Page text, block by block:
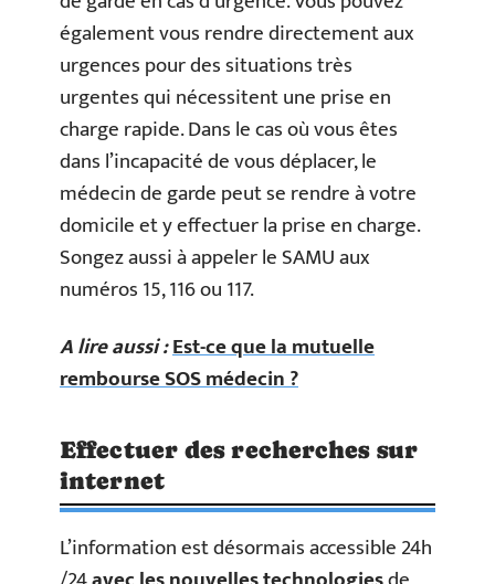
également vous rendre directement aux
urgences pour des situations très
urgentes qui nécessitent une prise en
charge rapide. Dans le cas où vous êtes
dans l’incapacité de vous déplacer, le
médecin de garde peut se rendre à votre
domicile et y effectuer la prise en charge.
Songez aussi à appeler le SAMU aux
numéros 15, 116 ou 117.
A lire aussi :Est-ce que la mutuelle
rembourse SOS médecin ?
Effectuer des recherches sur
internet
L’information est désormais accessible 24h